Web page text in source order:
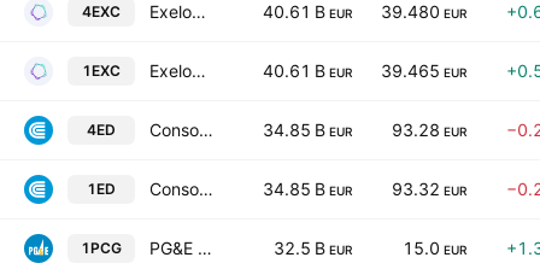
4EXC Exelon Corporation 40.61 B EUR 39.480 EUR
1EXC Exelon Corporation 40.61 B EUR 39.465 EUR
4ED Consolidated Edison, Inc. 34.85 B EUR 93.28 EUR
1ED Consolidated Edison, Inc. 34.85 B EUR 93.32 EUR
1PCG PG&E Corporation 32.5 B EUR 15.0 EUR